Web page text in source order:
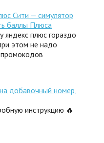
Сити — симулятор
баллы Плюса
яндекс плюс гораздо
этом не надо
промокодов
добавочный номер,
инструкцию 🔥